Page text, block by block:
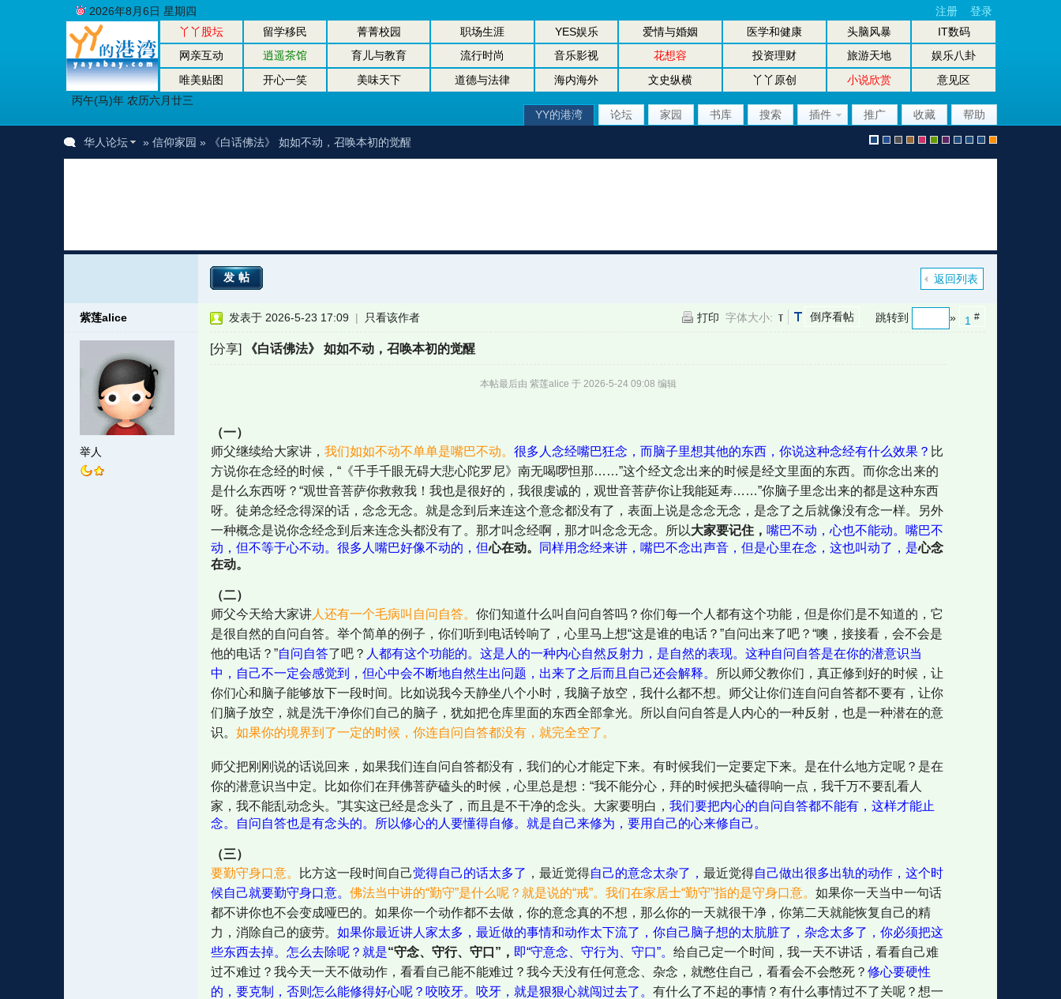
丫丫股坛 留学移民 菁菁校园 职场生涯 YES娱乐 爱情与婚姻 医学和健康 头脑风暴
IT数码
网亲互动
逍遥茶馆 育儿与教育 流行时尚 音乐影视 花想容 投资理财 旅游天地
娱乐八卦
唯美贴图
开心一笑 美味天下 道德与法律 海内海外 文史纵横 丫丫原创 小说欣赏
意见区
丙午(马)年 农历六月廿三
2026年8月6日 星期四 注册 登录
YY的港湾 论坛 家园 书库 搜索 插件 推广 收藏 帮助
认l r r
n
i r
n
u 坛大坛机
华人论坛 » 信仰家园 » 《白话佛法》 如如不动，召唤本初的觉醒
返回列表
发帖
紫莲alice
举人
1 #
跳转到 »
倒序看帖
打印 字体大小:
发表于 2026-5-23 17:09 | 只看该作者
[分享]《白话佛法》 如如不动，召唤本初的觉醒
本帖最后由 紫莲alice 于 2026-5-24 09:08 编辑
（一）
师父继续给大家讲， 我们如如不动不单单是嘴巴不动。 很多人念经嘴巴狂念，而脑子里想其他的东西，你说这种念经有什么效果？ 比
方说你在念经的时候，“《千手千眼无碍大悲心陀罗尼》南无喝啰怛那……”这个经文念出来的时候是经文里面的东西。而你念出来的
是什么东西呀？“观世音菩萨你救救我！我也是很好的，我很虔诚的，观世音菩萨你让我能延寿……”你脑子里念出来的都是这种东西
呀。徒弟念经念得深的话，念念无念。就是念到后来连这个意念都没有了，表面上说是念念无念，是念了之后就像没有念一样。另外
一种概念是说你念经念到后来连念头都没有了。那才叫念经啊，那才叫念念无念。所以大家要记住， 嘴巴不动，心也不能动。嘴巴不
动，但不等于心不动。很多人嘴巴好像不动的，但心在动。 同样用念经来讲，嘴巴不念出声音，但是心里在念，这也叫动了，是心念
在动。
（二）
师父今天给大家讲人还有一个毛病叫自问自答。 你们知道什么叫自问自答吗？你们每一个人都有这个功能，但是你们是不知道的，它
是很自然的自问自答。举个简单的例子，你们听到电话铃响了，心里马上想“这是谁的电话？”自问出来了吧？“噢，接接看，会不会是
他的电话？”自问自答了吧？ 人都有这个功能的。这是人的一种内心自然反射力，是自然的表现。这种自问自答是在你的潜意识当
中，自己不一定会感觉到，但心中会不断地自然生出问题，出来了之后而且自己还会解释。
所以师父教你们，真正修到好的时候，让
你们心和脑子能够放下一段时间。比如说我今天静坐八个小时，我脑子放空，我什么都不想。师父让你们连自问自答都不要有，让你
们脑子放空，就是洗干净你们自己的脑子，犹如把仓库里面的东西全部拿光。所以自问自答是人内心的一种反射，也是一种潜在的意
识。 如果你的境界到了一定的时候，你连自问自答都没有，就完全空了。
师父把刚刚说的话说回来，如果我们连自问自答都没有，我们的心才能定下来。有时候我们一定要定下来。是在什么地方定呢？是在
你的潜意识当中定。比如你们在拜佛菩萨磕头的时候，心里总是想：“我不能分心，拜的时候把头磕得响一点，我千万不要乱看人
家，我不能乱动念头。”其实这已经是念头了，而且是不干净的念头。大家要明白， 我们要把内心的自问自答都不能有，这样才能止
念。自问自答也是有念头的。所以修心的人要懂得自修。就是自己来修为，要用自己的心来修自己。
（三）
要勤守身口意。
比方这一段时间自己觉得自己的话太多了 ，最近觉得自己的意念太杂了， 最近觉得自己做出很多出轨的动作，这个时
候自己就要勤守身口意。 佛法当中讲的“勤守”是什么呢？就是说的“戒”。我们在家居士“勤守”指的是守身口意。 如果你一天当中一句话
都不讲你也不会变成哑巴的。如果你一个动作都不去做，你的意念真的不想，那么你的一天就很干净，你第二天就能恢复自己的精
力，消除自己的疲劳。 如果你最近讲人家太多，最近做的事情和动作太下流了，你自己脑子想的太肮脏了，杂念太多了，你必须把这
些东西去掉。怎么去除呢？就是“守念、守行、守口”， 即“守意念、守行为、守口”。 给自己定一个时间，我一天不讲话，看看自己难
过不难过？我今天一天不做动作，看看自己能不能难过？我今天没有任何意念、杂念，就憋住自己，看看会不会憋死？ 修心要硬性
的，要克制，否则怎么能修得好心呢？咬咬牙。咬牙，就是狠狠心就闯过去了。 有什么了不起的事情？有什么事情过不了关呢？想一